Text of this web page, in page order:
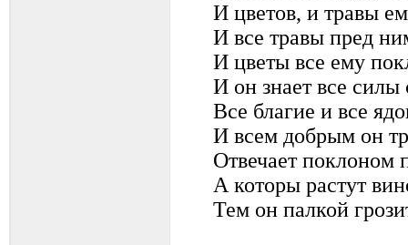
И цветов, и травы
И все травы пред
И цветы все ему
И он знает все
Все благие и все
И всем добрым он
Отвечает
А которы растут
Тем он палкой